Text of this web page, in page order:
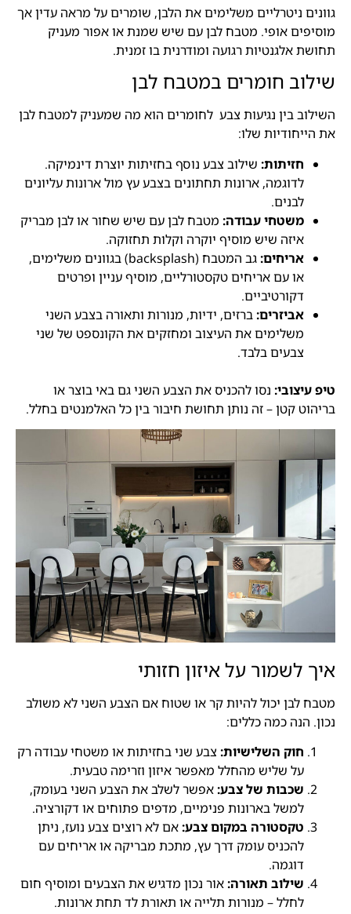
גוונים ניטרליים משלימים את הלבן, שומרים על מראה עדין אך
מוסיפים אופי. מטבח לבן עם שיש שמנת או אפור מעניק
תחושת אלגנטיות רגועה ומודרנית בו זמנית.
שילוב חומרים במטבח לבן
השילוב בין נגיעות צבע לחומרים הוא מה שמעניק למטבח לבן
את הייחודיות שלו:
חזיתות: שילוב צבע נוסף בחזיתות יוצרת דינמיקה.
לדוגמה, ארונות תחתונים בצבע עץ מול ארונות עליונים
לבנים.
משטחי עבודה: מטבח לבן עם שיש שחור או לבן מבריק
איזה שיש מוסיף יוקרה וקלות תחזוקה.
אריחים:
גב המטבח (backsplash) בגוונים משלימים,
או עם אריחים טקסטורליים, מוסיף עניין ופרטים
דקורטיביים.
אביזרים:ברזים, ידיות, מנורות ותאורה בצבע השני
משלימים את העיצוב ומחזקים את הקונספט של שני
צבעים בלבד.
טיפ עיצובי: נסו להכניס את הצבע השני גם באי בוצר או
בריהוט קטן – זה נותן תחושת חיבור בין כל האלמנטים בחלל.
איך לשמור על איזון חזותי
מטבח לבן יכול להיות קר או שטוח אם הצבע השני לא משולב
נכון. הנה כמה כללים:
חוק השלישיות: צבע שני בחזיתות או משטחי עבודה רק
על שליש מהחלל מאפשר איזון וזרימה טבעית.
שכבות של צבע:אפשר לשלב את הצבע השני בעומק,
למשל בארונות פנימיים, מדפים פתוחים או דקורציה.
טקסטורה במקום צבע:אם לא רוצים צבע נועז, ניתן
להכניס עומק דרך עץ, מתכת מבריקה או אריחים עם
דוגמה.
שילוב תאורה:אור נכון מדגיש את הצבעים ומוסיף חום
לחלל – מנורות תלייה או תאורת לד תחת ארונות.